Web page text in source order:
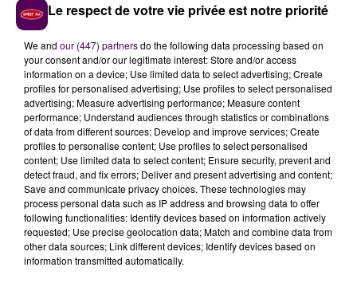
Le respect de votre vie privée est notre priorité
We and our (447) partnersdo the following data processing based on
your consent and/or our legitimate interest: Store and/or access
information on a device; Use limited data to select advertising; Create
profiles for personalised advertising; Use profiles to select personalised
advertising; Measure advertising performance; Measure content
performance; Understand audiences through statistics or combinations
of data from different sources; Develop and improve services; Create
profiles to personalise content; Use profiles to select personalised
content; Use limited data to select content; Ensure security, prevent and
detect fraud, and fix errors; Deliver and present advertising and content;
Save and communicate privacy choices. These technologies may
process personal data such as IP address and browsing data to offer
following functionalities: Identify devices based on information actively
requested; Use precise geolocation data; Match and combine data from
other data sources; Link different devices; Identify devices based on
information transmitted automatically.